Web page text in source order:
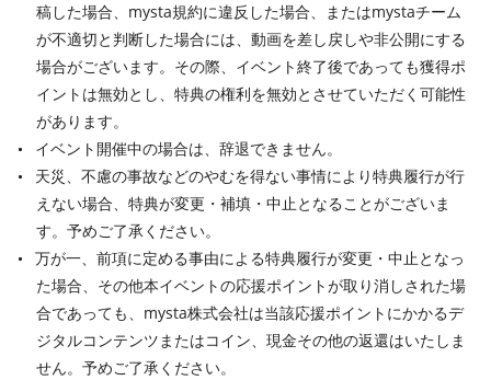
稿した場合、mysta規約に違反した場合、またはmystaチーム
が不適切と判断した場合には、動画を差し戻しや非公開にする
場合がございます。その際、イベント終了後であっても獲得ポ
イントは無効とし、特典の権利を無効とさせていただく可能性
があります。
イベント開催中の場合は、辞退できません。
天災、不慮の事故などのやむを得ない事情により特典履行が行
えない場合、特典が変更・補填・中止となることがございま
す。予めご了承ください。
万が一、前項に定める事由による特典履行が変更・中止となっ
た場合、その他本イベントの応援ポイントが取り消しされた場
合であっても、mysta株式会社は当該応援ポイントにかかるデ
ジタルコンテンツまたはコイン、現金その他の返還はいたしま
せん。予めご了承ください。